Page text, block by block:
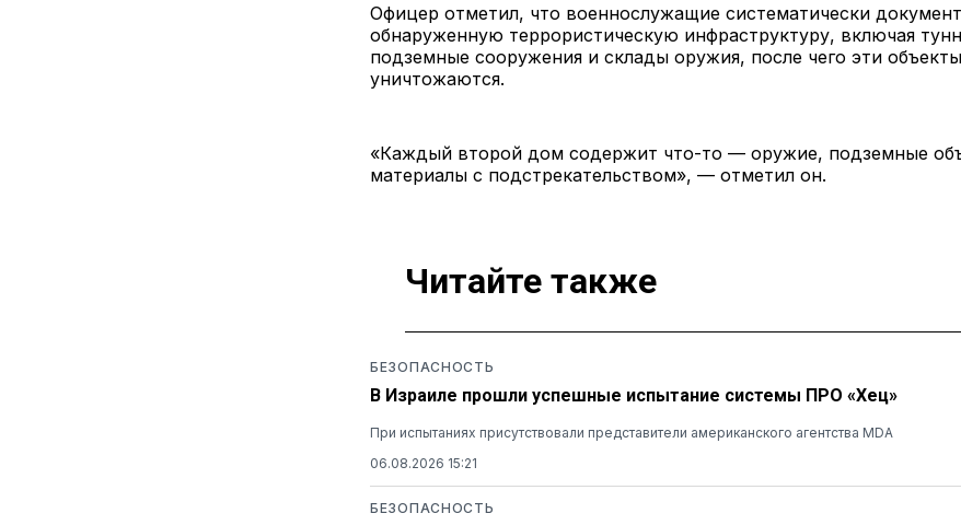
Офицер отметил, что военнослужащие систематически
обнаруженную террористическую инфраструктуру, включая
подземные сооружения и склады оружия, после чего эти объекты
уничтожаются.
«Каждый второй дом содержит что-то — оружие, подземные
материалы с подстрекательством», — отметил он.
Читайте также
БЕЗОПАСНОСТЬ
В Израиле прошли успешные испытание системы ПРО «Хец»
При испытаниях присутствовали представители американского агентства MDA
06.08.2026 15:21
БЕЗОПАСНОСТЬ